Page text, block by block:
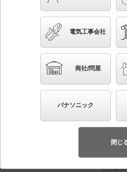
関連商品検索 ～10畳以
568件 ◀
各種デ
チェック
した器
電気工事会社
商社/問屋
パナソニック
閉じ